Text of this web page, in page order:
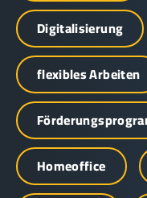
Digitalisierung
flexibles Arbeiten
Homeoffice